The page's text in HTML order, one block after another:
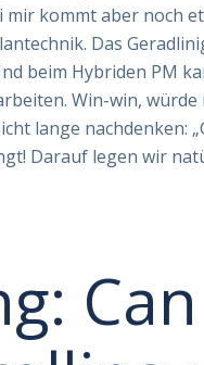
kommt aber noch
Das
beim Hybriden PM
Win-win, würde
lange nachdenken:
Darauf legen wir